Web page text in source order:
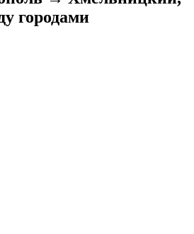
городами